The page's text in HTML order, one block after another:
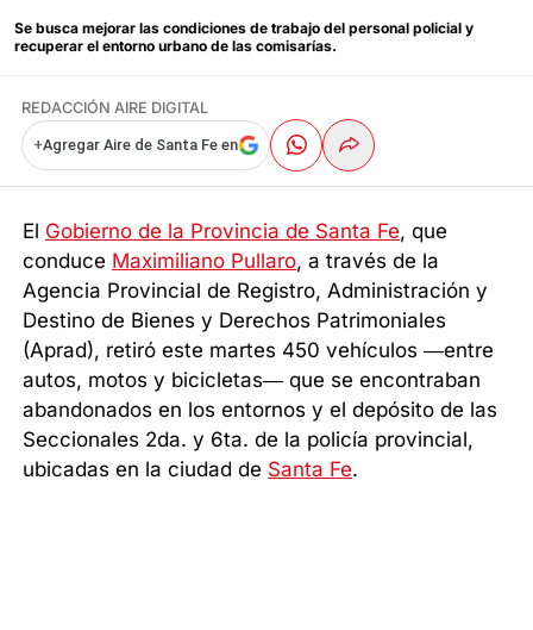
Se busca mejorar las condiciones de trabajo del personal policial y
recuperar el entorno urbano de las comisarías.
REDACCIÓN AIRE DIGITAL
+Agregar Aire de Santa Fe en
El Gobierno de la Provincia de Santa Fe, que
conduce Maximiliano Pullaro, a través de la
Agencia Provincial de Registro, Administración y
Destino de Bienes y Derechos Patrimoniales
(Aprad), retiró este martes 450 vehículos —entre
autos, motos y bicicletas— que se encontraban
abandonados en los entornos y el depósito de las
Seccionales 2da. y 6ta. de la policía provincial,
ubicadas en la ciudad de Santa Fe.